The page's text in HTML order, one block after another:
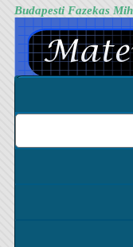
Budapesti Fazekas